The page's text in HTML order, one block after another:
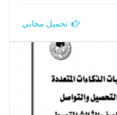
تحميل مجاني